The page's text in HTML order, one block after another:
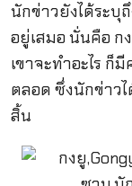
นักข่าวยังได้ระบุ
อยู่เสมอ นั่นคือ ก
เขาจะทำอะไร ก็
ตลอด ซึ่งนักข่าว
สิ้น